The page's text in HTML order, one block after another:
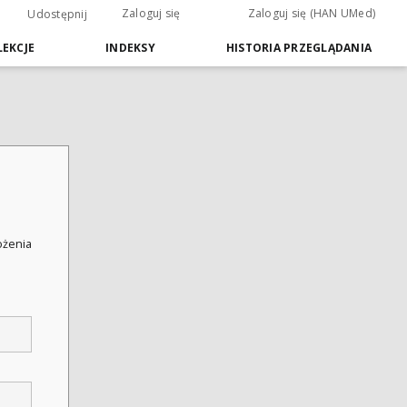
Udostępnij Zaloguj się Zaloguj się (HAN UMed)
INDEKSY HISTORIA PRZEGLĄDANIA